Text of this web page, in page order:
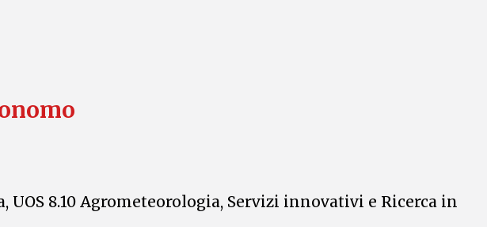
8.10 Agrometeorologia, Servizi innovativi e Ricerca in